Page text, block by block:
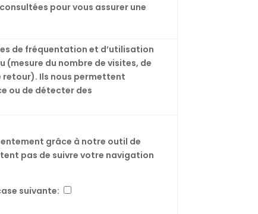
pour vous assurer une
de fréquentation et d’utilisation
(mesure du nombre de visites, de
retour). Ils nous permettent
ou de détecter des
grâce à notre outil de
pas de suivre votre navigation
suivante: